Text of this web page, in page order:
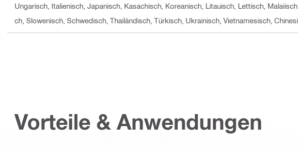
Ungarisch, Italienisch, Japanisch, Kasachisch, Koreanisch, Litauisch, Lettisch,
ch, Slowenisch, Schwedisch, Thailändisch, Türkisch, Ukrainisch, Vietnamesisch,
Vorteile & Anwendungen